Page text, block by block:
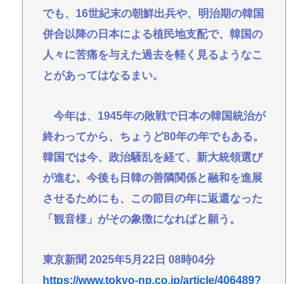
でも、16世紀末の朝鮮出兵や、明治期の韓国
併合以降の日本による植民地支配で、韓国の
人々に苦痛を与えた過去を軽く見るようなこ
とがあってはなるまい。
今年は、1945年の敗戦で日本の韓国統治が
終わってから、ちょうど80年の年でもある。
韓国では今、政治騒乱を経て、新大統領選び
が進む。今後も日韓の善隣関係と融和を進展
させるためにも、この節目の年に返還なった
「観音様」がその象徴になればと願う。
東京新聞 2025年5月22日 08時04分
https://www.tokyo-np.co.jp/article/406489?